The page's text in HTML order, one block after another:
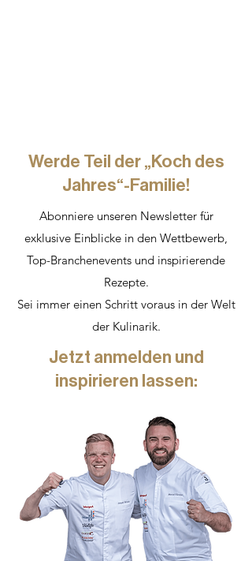
Werde Teil der „Koch des
Jahres“-Familie!
Abonniere unseren Newsletter für
exklusive Einblicke in den Wettbewerb,
Top-Branchenevents und inspirierende
Rezepte.
Sei immer einen Schritt voraus in der Welt
der Kulinarik.
Jetzt anmelden und
inspirieren lassen: